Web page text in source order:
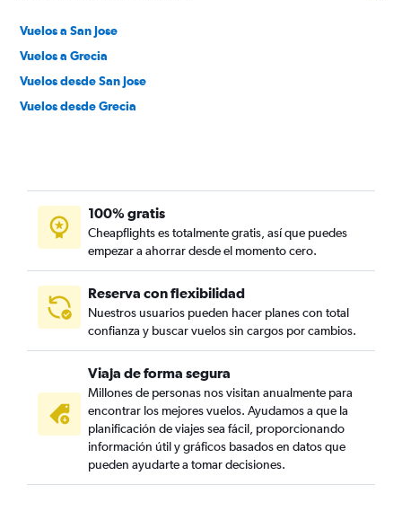
Vuelos a San Jose
Vuelos a Grecia
Vuelos desde San Jose
Vuelos desde Grecia
100% gratis
Cheapflights es totalmente gratis, así que puedes
empezar a ahorrar desde el momento cero.
Reserva con flexibilidad
Nuestros usuarios pueden hacer planes con total
confianza y buscar vuelos sin cargos por cambios.
Viaja de forma segura
Millones de personas nos visitan anualmente para
encontrar los mejores vuelos. Ayudamos a que la
planificación de viajes sea fácil, proporcionando
información útil y gráficos basados en datos que
pueden ayudarte a tomar decisiones.